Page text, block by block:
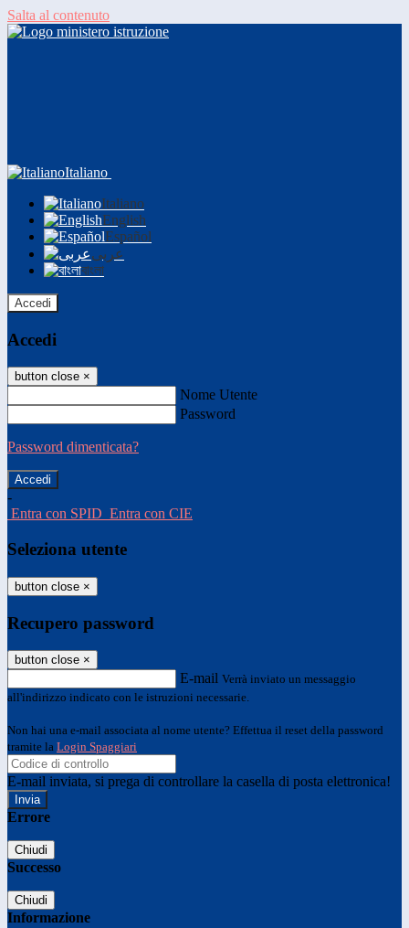
Salta al contenuto
Italiano
Italiano
English
Español
عربى
বাংলা
Accedi
Accedi
button close ×
Nome Utente
Password
Password dimenticata?
-
Entra con SPID Entra con CIE
Seleziona utente
button close ×
Recupero password
button close ×
E-mail Verrà inviato un messaggio
all'indirizzo indicato con le istruzioni necessarie.
Non hai una e-mail associata al nome utente? Effettua il reset della password
tramite la Login Spaggiari
E-mail inviata, si prega di controllare la casella di posta elettronica!
Errore
Chiudi
Successo
Chiudi
Informazione